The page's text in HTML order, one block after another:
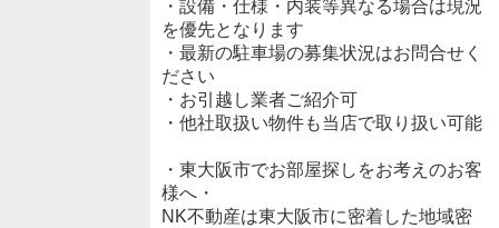
・設備・仕様・内装等異なる場合は現況
を優先となります
・最新の駐車場の募集状況はお問合せく
ださい
・お引越し業者ご紹介可
・他社取扱い物件も当店で取り扱い可能
・東大阪市でお部屋探しをお考えのお客
様へ・
NK不動産は東大阪市に密着した地域密